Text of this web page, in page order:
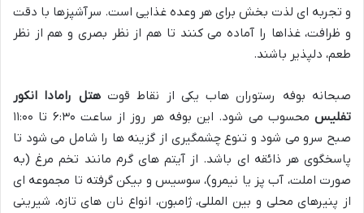
و تجربه ای لذت بخش برای هر وعده غذایی است. سرآشپزها با دقت
و ظرافت، غذاها را آماده می کنند تا هم از نظر بصری و هم از نظر
طعم، دلپذیر باشند.
صبحانه بوفه رستوران هاب یکی از نقاط قوتهتل رامادا انکور
تفلیس
محسوب می شود. این بوفه هر روز از ساعت ۶:۳۰ تا ۱۱:۰۰
صبح سرو می شود و تنوع چشمگیری از گزینه ها را شامل می شود تا
پاسخگوی هر ذائقه ای باشد. از آیتم های گرم مانند تخم مرغ (به
صورت املت، آب پز یا نیمرو)، سوسیس و بیکن گرفته تا مجموعه ای
از پنیرهای محلی و بین المللی، ژامبون، انواع نان های تازه، شیرینی